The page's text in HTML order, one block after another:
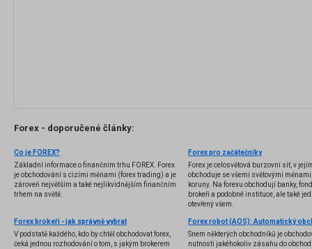
Forex - doporučené články:
Co je FOREX?
Základní informace o finančním trhu FOREX. Forex
je obchodování s cizími měnami (forex trading) a je
zároveň největším a také nejlikvidnějším finančním
trhem na světě.
Forex pro začátečníky
Forex je celosvětová burzovní síť, v
obchoduje se všemi světovými
koruny. Na forexu obchodují banky,
brokeři a podobné instituce, ale také
otevřený všem.
Forex brokeři - jak správně vybrat
V podstatě každého, kdo by chtěl obchodovat forex,
čeká jednou rozhodování o tom, s jakým brokerem
Snem některých obchodníků je
nutnosti jakéhokoliv zásahu do